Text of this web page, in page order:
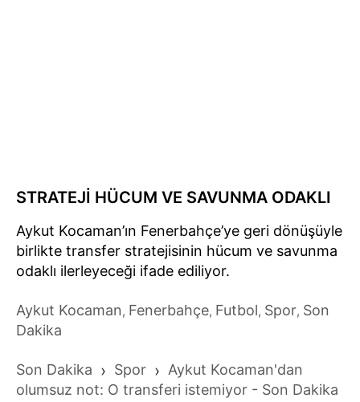
STRATEJİ HÜCUM VE SAVUNMA ODAKLI
Aykut Kocaman’ın Fenerbahçe’ye geri dönüşüyle
birlikte transfer stratejisinin hücum ve savunma
odaklı ilerleyeceği ifade ediliyor.
Aykut Kocaman, Fenerbahçe, Futbol, Spor, Son
Dakika
Son Dakika › Spor › Aykut Kocaman'dan
olumsuz not: O transferi istemiyor - Son Dakika